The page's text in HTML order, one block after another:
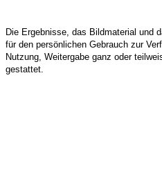
Die Ergebnisse, das Bildmaterial und
für den persönlichen Gebrauch zur
Nutzung, Weitergabe ganz oder
gestattet.